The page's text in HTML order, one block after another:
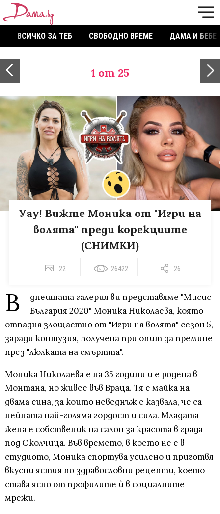
ВСИЧКО ЗА ТЕБ СВОБОДНО ВРЕМЕ ДАМА И БЕБЕ
1 от 25
Уау! Вижте Моника от "Игри на
волята" преди корекциите
(СНИМКИ)
22 26422 26
В
днешната галерия ви представяме "Мисис
България 2020" Моника Николаева, която
отпадна злощастно от "Игри на волята" сезон 5,
заради контузия, получена при опит да премине
през "люлката на смъртта".
Моника Николаева е на 35 години и е родена в
Монтана, но живее във Враца. Тя е майка на
двама сина, за които неведнъж е казвала, че са
нейната най-голяма гордост и сила. Младата
жена е собственик на салон за красота в града
под Околчица. Във времето, в което не е в
студиото, Моника спортува усилено и приготвя
вкусни ястия по здравословни рецепти, което
става ясно от профилите ѝ в социалните
мрежи.